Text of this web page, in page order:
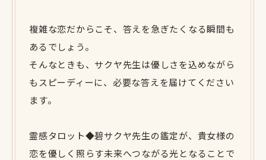
複雑な恋だからこそ、答えを急ぎたくなる瞬間も
あるでしょう。
そんなときも、サクヤ先生は優しさを込めながら
もスピーディーに、必要な答えを届けてください
ます。
霊感タロット◆碧サクヤ先生の鑑定が、貴女様の
恋を優しく照らす未来へつながる光となることで